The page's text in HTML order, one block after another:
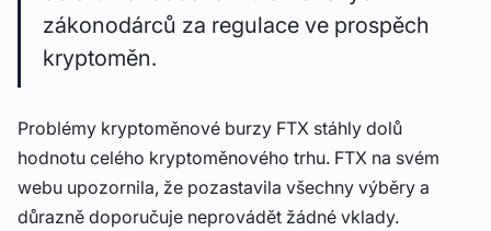
zákonodárců za regulace ve prospěch
kryptoměn.
Problémy kryptoměnové burzy FTX stáhly dolů
hodnotu celého kryptoměnového trhu. FTX na svém
webu upozornila, že pozastavila všechny výběry a
důrazně doporučuje neprovádět žádné vklady.